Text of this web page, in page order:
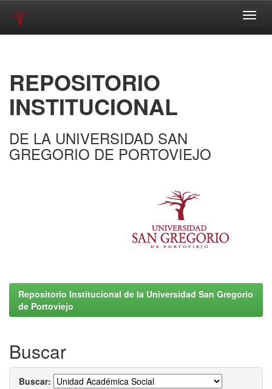
REPOSITORIO
INSTITUCIONAL
DE LA UNIVERSIDAD SAN
GREGORIO DE PORTOVIEJO
Repositorio Institucional de la Universidad San Gregorio
de Portoviejo
Buscar
Buscar: